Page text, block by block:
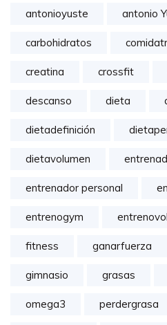
antonioyuste antonio
carbohidratos
creatina crossfit
descanso dieta
dietadefinición
dietavolumen
entrenador personal
entrenogym
fitness ganarfuerza
gimnasio grasas
omega3 perdergrasa